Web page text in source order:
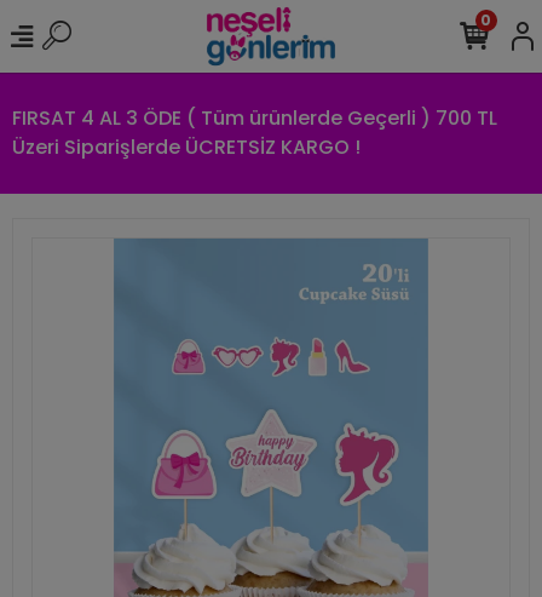
FIRSAT 4 AL 3 ÖDE ( Tüm ürünlerde Geçerli ) 700 TL
Üzeri Siparişlerde ÜCRETSİZ KARGO !
0